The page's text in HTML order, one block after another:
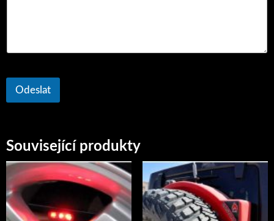
Odeslat
Související produkty